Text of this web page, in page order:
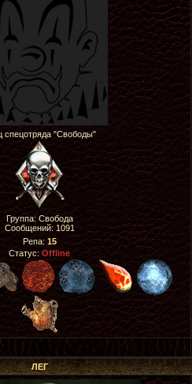
спецотряда "Свободы"
Группа: Свобода
Сообщений: 1091
Репа: 15
Статус:Offline
ЛЕГ